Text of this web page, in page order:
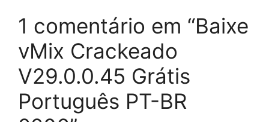
1 comentário em “Baixe
vMix Crackeado
V29.0.0.45 Grátis
Português PT-BR